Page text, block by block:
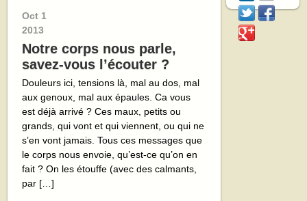
Oct 1
2013
Notre corps nous parle,
savez-vous l’écouter ?
Douleurs ici, tensions là, mal au dos, mal
aux genoux, mal aux épaules. Ca vous
est déjà arrivé ? Ces maux, petits ou
grands, qui vont et qui viennent, ou qui ne
s’en vont jamais. Tous ces messages que
le corps nous envoie, qu’est-ce qu’on en
fait ? On les étouffe (avec des calmants,
par […]